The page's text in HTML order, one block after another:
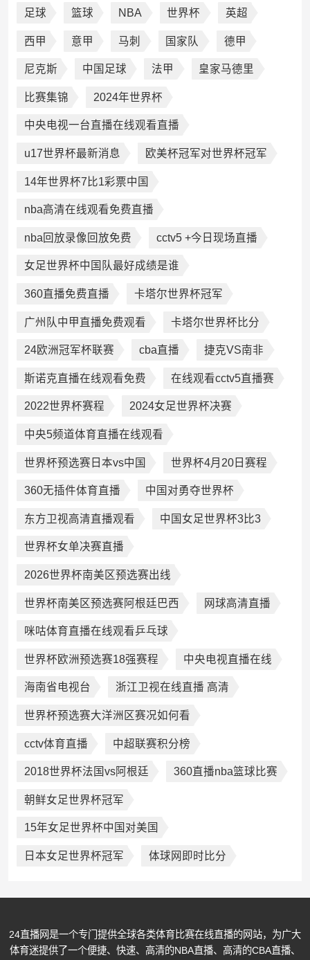
足球 篮球 NBA 世界杯 英超
西甲 意甲 马刺 国家队 德甲
尼克斯 中国足球 法甲 皇家马德里
比赛集锦 2024年世界杯
中央电视一台直播在线观看直播
u17世界杯最新消息 欧美杯冠军对世界杯冠军
14年世界杯7比1彩票中国
nba高清在线观看免费直播
nba回放录像回放免费 cctv5 +今日现场直播
女足世界杯中国队最好成绩是谁
360直播免费直播 卡塔尔世界杯冠军
广州队中甲直播免费观看 卡塔尔世界杯比分
24欧洲冠军杯联赛 cba直播 捷克VS南非
斯诺克直播在线观看免费 在线观看cctv5直播赛
2022世界杯赛程 2024女足世界杯决赛
中央5频道体育直播在线观看
世界杯预选赛日本vs中国 世界杯4月20日赛程
360无插件体育直播 中国对勇夺世界杯
东方卫视高清直播观看 中国女足世界杯3比3
世界杯女单决赛直播
2026世界杯南美区预选赛出线
世界杯南美区预选赛阿根廷巴西 网球高清直播
咪咕体育直播在线观看乒乓球
世界杯欧洲预选赛18强赛程 中央电视直播在线
海南省电视台 浙江卫视在线直播 高清
世界杯预选赛大洋洲区赛况如何看
cctv体育直播 中超联赛积分榜
2018世界杯法国vs阿根廷 360直播nba篮球比赛
朝鲜女足世界杯冠军
15年女足世界杯中国对美国
日本女足世界杯冠军 体球网即时比分
24直播网是一个专门提供全球各类体育比赛在线直播的网站，为广大
体育迷提供了一个便捷、快速、高清的NBA直播、高清的CBA直播、